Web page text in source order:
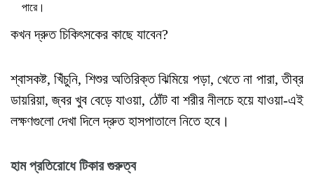
পারে।
কখন দ্রুত চিকিৎসকের কাছে যাবেন?
শ্বাসকষ্ট, খিঁচুনি, শিশুর অতিরিক্ত ঝিমিয়ে পড়া, খেতে না পারা, তীব্র
ডায়রিয়া, জ্বর খুব বেড়ে যাওয়া, ঠোঁট বা শরীর নীলচে হয়ে যাওয়া-এই
লক্ষণগুলো দেখা দিলে দ্রুত হাসপাতালে নিতে হবে।
হাম প্রতিরোধে টিকার গুরুত্ব